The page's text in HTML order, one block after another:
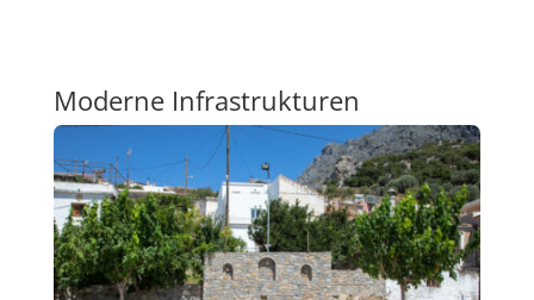
Moderne Infrastrukturen